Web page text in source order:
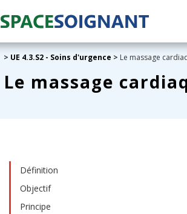
> UE 4.3.S2 - Soins d'urgence > Le massage
Le massage
Définition
Objectif
Principe